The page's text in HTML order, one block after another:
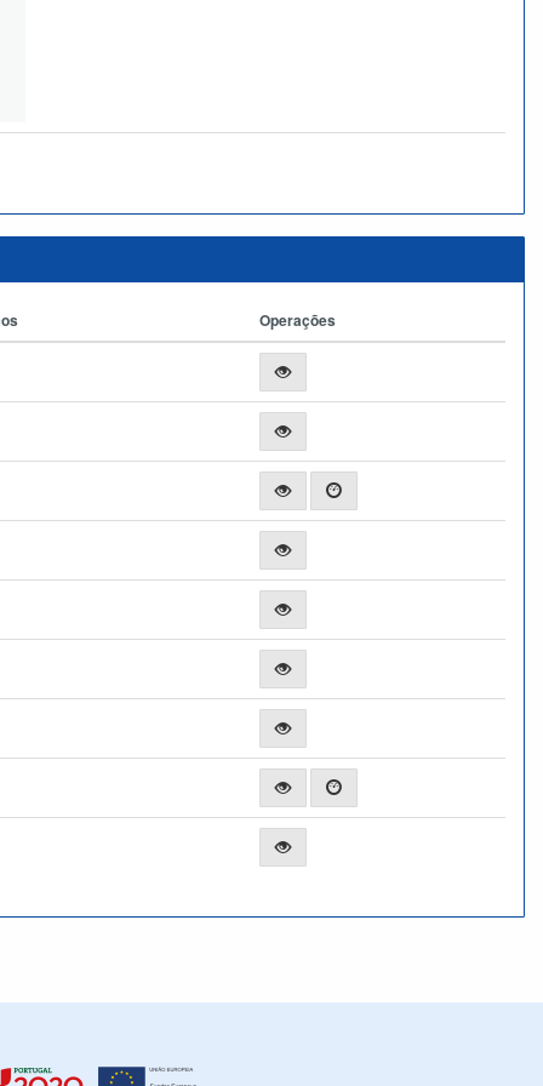
Operações